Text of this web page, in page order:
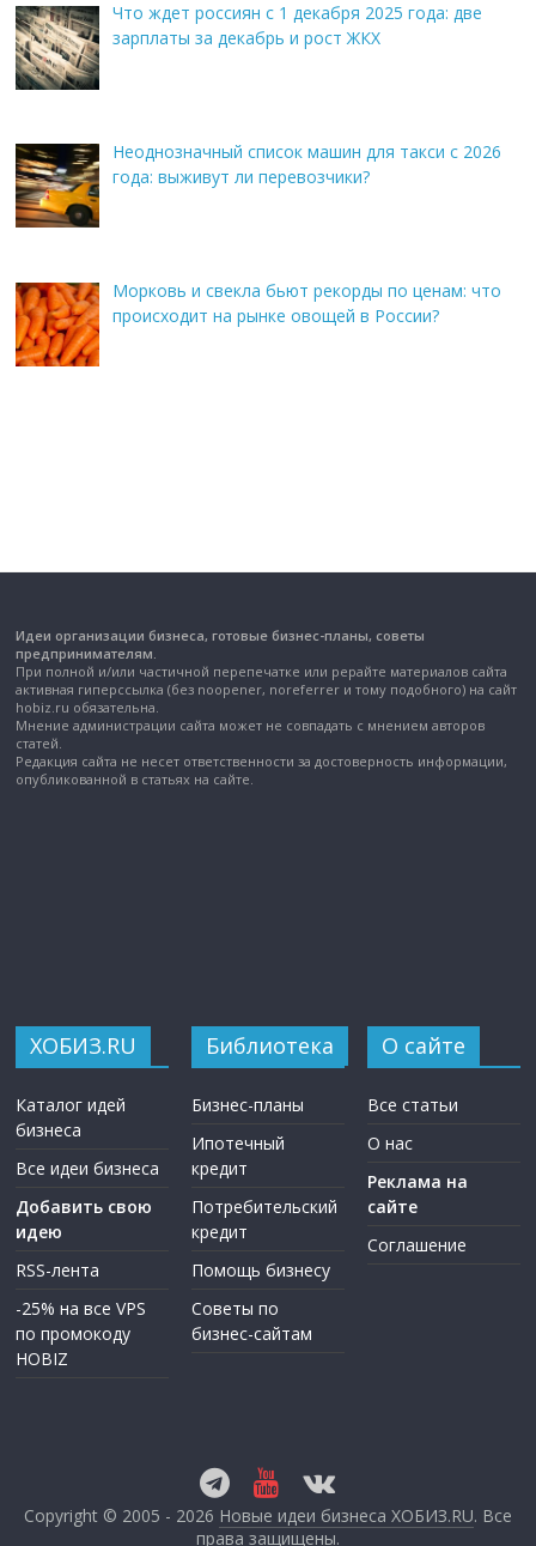
Что ждет россиян с 1 декабря 2025 года: две
зарплаты за декабрь и рост ЖКХ
Неоднозначный список машин для такси с 2026
года: выживут ли перевозчики?
Морковь и свекла бьют рекорды по ценам: что
происходит на рынке овощей в России?
Идеи организации бизнеса, готовые бизнес-планы, советы
предпринимателям.
При полной и/или частичной перепечатке или рерайте материалов сайта
активная гиперссылка (без noopener, noreferrer и тому подобного) на сайт
hobiz.ru обязательна.
Мнение администрации сайта может не совпадать с мнением авторов
статей.
Редакция сайта не несет ответственности за достоверность информации,
опубликованной в статьях на сайте.
ХОБИЗ.RU
Каталог идей
бизнеса
Все идеи бизнеса
Добавить свою
идею
RSS-лента
-25% на все VPS
по промокоду
HOBIZ
Библиотека
Бизнес-планы
Ипотечный
кредит
Потребительский
кредит
Помощь бизнесу
Советы по
бизнес-сайтам
О сайте
Все статьи
О нас
Реклама на
сайте
Соглашение
Copyright © 2005 - 2026 Новые идеи бизнеса ХОБИЗ.RU. Все
права защищены.